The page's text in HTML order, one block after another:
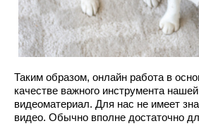
Таким образом, онлайн работа в
качестве важного инструмента
видеоматериал. Для нас не имеет
видео. Обычно вполне достаточно